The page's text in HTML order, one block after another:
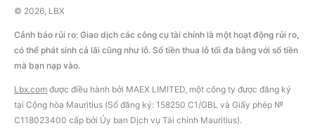
© 2026, LBX
Cảnh báo rủi ro: Giao dịch các công cụ tài chính là một hoạt động rủi ro,
có thể phát sinh cả lãi cũng như lỗ. Số tiền thua lỗ tối đa bằng với số tiền
mà bạn nạp vào.
Lbx.com được điều hành bởi MAEX LIMITED, một công ty được đăng ký
tại Cộng hòa Mauritius (Số đăng ký: 158250 C1/GBL và Giấy phép №
С118023400 cấp bởi Ủy ban Dịch vụ Tài chính Mauritius).